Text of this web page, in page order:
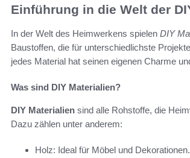
Einführung in die Welt der
In der Welt des Heimwerkens spielen DIY
Baustoffen, die für unterschiedlichste
jedes Material hat seinen eigenen Charme
Was sind DIY Materialien?
DIY Materialien sind alle Rohstoffe, die
Dazu zählen unter anderem:
Holz: Ideal für Möbel und Dekorationen.